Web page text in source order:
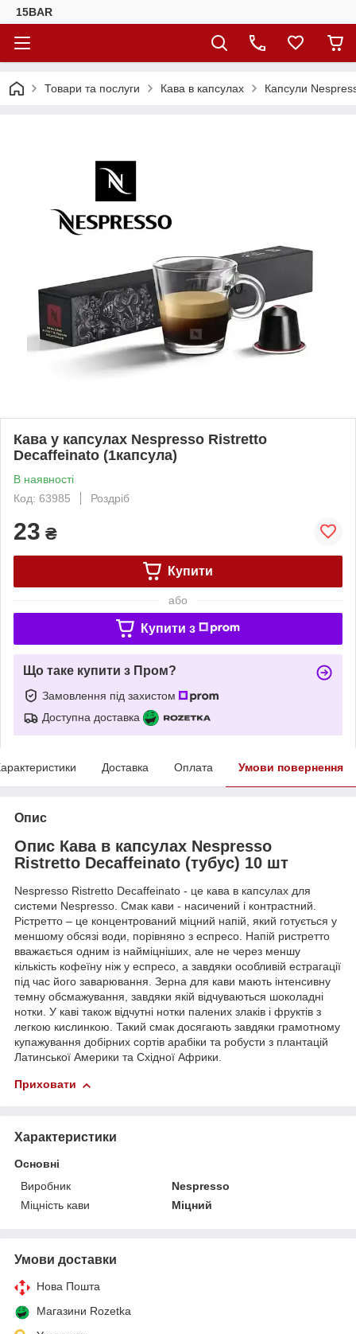
15BAR
Товари та послуги Кава в капсулах Капсули
Кава у капсулах Nespresso Ristretto
Decaffeinato (1капсула)
В наявності
Код: 63985
Роздріб
23 ₴
Купити
або
Купити з
Що таке купити з Пром?
Замовлення під захистом
Доступна доставка
Доставка Оплата Умови повернення
Опис
Опис Кава в капсулах Nespresso
Ristretto Decaffeinato (тубус) 10 шт
Nespresso Ristretto Decaffeinato - це кава в капсулах для
системи Nespresso. Смак кави - насичений і контрастний.
Рістретто – це концентрований міцний напій, який готується у
меншому обсязі води, порівняно з еспресо. Напій ристретто
вважається одним із найміцніших, але не через меншу
кількість кофеїну ніж у еспресо, а завдяки особливій естрагації
під час його заварювання. Зерна для кави мають інтенсивну
темну обсмажування, завдяки якій відчуваються шоколадні
нотки. У каві також відчутні нотки палених злаків і фруктів з
легкою кислинкою. Такий смак досягають завдяки грамотному
купажування добірних сортів арабіки та робусти з плантацій
Латинської Америки та Східної Африки.
Приховати
Характеристики
Основні
Виробник
Nespresso
Міцність кави
Міцний
Умови доставки
Нова Пошта
Магазини Rozetka